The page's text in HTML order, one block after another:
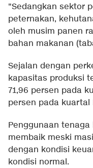
"Sedangkan sektor
peternakan,
oleh musim panen
bahan makanan
Sejalan dengan
kapasitas produksi
71,96 persen pada
persen pada kuartal
Penggunaan
membaik meski
dengan kondisi
kondisi normal.